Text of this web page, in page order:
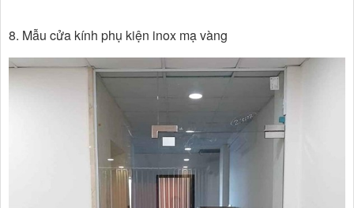
8. Mẫu cửa kính phụ kiện inox mạ vàng